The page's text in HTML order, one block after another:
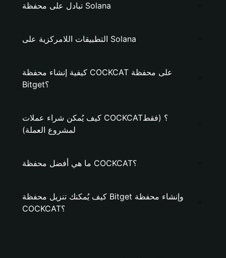
تبادل على محفظة Solana
التطبيقات اللامركزية على Solana
كيفية إنشاء محفظة COCKCAT على محفظة
Bitget؟
كيف يُمكن شراء عملات COCKCAT؟ (فقط
لمشروع العملة)
ما هي أفضل محفظة COCKCAT؟
كيف يُمكنك تنزيل محفظة Bitget وإنشاء محفظة
COCKCAT؟